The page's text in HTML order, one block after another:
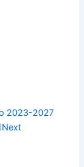
2023-2027
Next